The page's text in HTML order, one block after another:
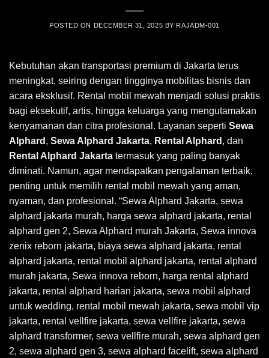
POSTED ON DECEMBER 31, 2025 BY RAJADM-001
Kebutuhan akan transportasi premium di Jakarta terus
meningkat, seiring dengan tingginya mobilitas bisnis dan
acara eksklusif. Rental mobil mewah menjadi solusi praktis
bagi eksekutif, artis, hingga keluarga yang mengutamakan
kenyamanan dan citra profesional. Layanan seperti Sewa
Alphard , Sewa Alphard Jakarta, Rental Alphard , dan
Rental Alphard Jakarta termasuk yang paling banyak
diminati. Namun, agar mendapatkan pengalaman terbaik,
penting untuk memilih rental mobil mewah yang aman,
nyaman, dan profesional. “Sewa Alphard Jakarta, sewa
alphard jakarta murah, harga sewa alphard jakarta, rental
alphard gen 2, Sewa Alphard murah Jakarta, Sewa innova
zenix reborn jakarta, biaya sewa alphard jakarta, rental
alphard jakarta, rental mobil alphard jakarta, rental alphard
murah jakarta, Sewa innova reborn, harga rental alphard
jakarta, rental alphard harian jakarta, sewa mobil alphard
untuk wedding, rental mobil mewah jakarta, sewa mobil vip
jakarta, rental vellfire jakarta, sewa vellfire jakarta, sewa
alphard transformer, sewa vellfire murah, sewa alphard gen
2, sewa alphard gen 3, sewa alphard facelift, sewa alphard